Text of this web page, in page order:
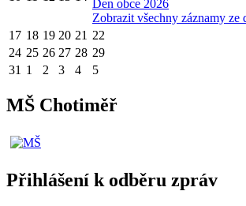
Den obce 2026
Zobrazit všechny záznamy ze
17 18 19 20 21 22
24 25 26 27 28 29
31 1 2 3 4 5
MŠ Chotiměř
Přihlášení k odběru zpráv